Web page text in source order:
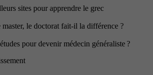
sites pour apprendre le grec
master, le doctorat fait-il la différence ?
pour devenir médecin généraliste ?